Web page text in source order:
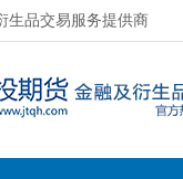
生品交易服务提供商